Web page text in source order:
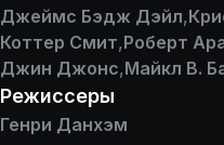
Джеймс Бэдж Дэйл,
Коттер Смит,Роберт
Джин Джонс,Майкл В.
Режиссеры
Генри Данхэм